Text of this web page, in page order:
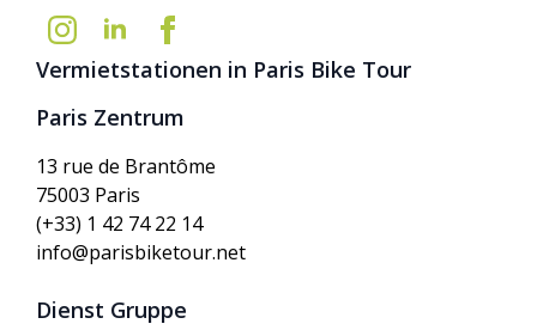
Vermietstationen in Paris Bike Tour
Paris Zentrum
13 rue de Brantôme
75003 Paris
(+33) 1 42 74 22 14
info@parisbiketour.net
Dienst Gruppe